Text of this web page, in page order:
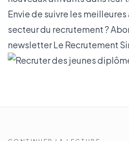
Envie de suivre les
secteur du recrutement ?
newsletterLe Recrutement